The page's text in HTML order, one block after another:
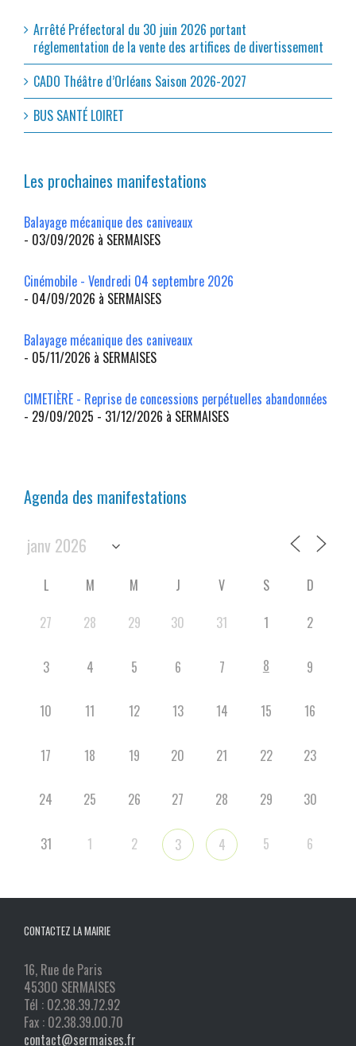
Arrêté Préfectoral du 30 juin 2026 portant
réglementation de la vente des artifices de divertissement
CADO Théâtre d’Orléans Saison 2026-2027
BUS SANTÉ LOIRET
Les prochaines manifestations
Balayage mécanique des caniveaux
- 03/09/2026 à SERMAISES
Cinémobile - Vendredi 04 septembre 2026
- 04/09/2026 à SERMAISES
Balayage mécanique des caniveaux
- 05/11/2026 à SERMAISES
CIMETIÈRE - Reprise de concessions perpétuelles abandonnées
- 29/09/2025 - 31/12/2026 à SERMAISES
Agenda des manifestations
L M M J V S
D
27
28 29 30 31 1 2
3 4 5 6 7 8 9
10 11 12 13 14 15 16
17 18 19 20 21 22 23
24 25 26 27 28 29 30
31 1 2 3 4 5 6
CONTACTEZ LA MAIRIE
16, Rue de Paris
45300 SERMAISES
Tél : 02.38.39.72.92
Fax : 02.38.39.00.70
contact@sermaises.fr